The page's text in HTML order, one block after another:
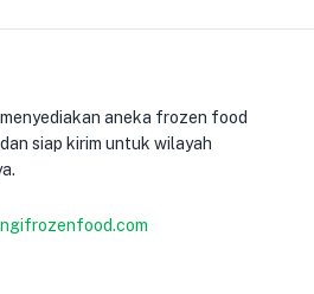
aneka frozen food
siap kirim untuk wilayah